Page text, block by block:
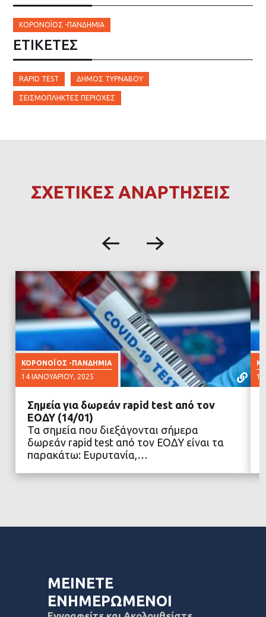
ΚΟΡΟΝΟΪΟΣ -ΠΑΝΔΗΜΙΑ
ΕΤΙΚΈΤΕΣ
RAPID TEST ΔΉΜΟΣ ΤΥΡΝΆΒΟΥ
ΣΕΙΣΜΌΠΛΗΚΤΕΣ ΠΕΡΙΟΧΈΣ
ΣΧΕΤΙΚΕΣ ΑΝΑΡΤΗΣΕΙΣ
ΚΟΡΟΝΟΪΟΣ -ΠΑΝΔΗΜΙΑ
14 ΙΑΝΟΥΑΡΊΟΥ, 2025
ΔΙΑΒΑΣΤΕ ΠΕΡΙΣΣΟΤΕΡΑ
Σημεία για δωρεάν rapid test από τον
ΕΟΔΥ (14/01)
Τα σημεία που διεξάγονται σήμερα
δωρεάν rapid test από τον ΕΟΔΥ είναι τα
παρακάτω: Ευρυτανία,…
10
ΜΕΙΝΕΤΕ
ΕΝΗΜΕΡΩΜΕΝΟΙ